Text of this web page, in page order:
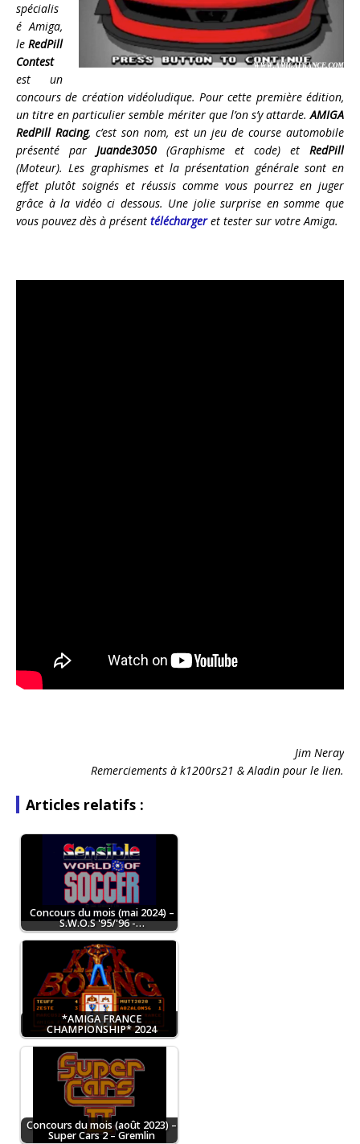
spécialis
é Amiga,
le RedPill
Contest
est un
concours de création vidéoludique. Pour cette première édition,
un titre en particulier semble mériter que l’on s’y attarde.AMIGA
RedPill Racing, c’est son nom, est un jeu de course automobile
présenté par Juande3050 (Graphisme et code) et RedPill
(Moteur). Les graphismes et la présentation générale sont en
effet plutôt soignés et réussis comme vous pourrez en juger
grâce à la vidéo ci dessous. Une jolie surprise en somme que
vous pouvez dès à présent téléchargeret tester sur votre Amiga.
Jim Neray
Remerciements à k1200rs21 & Aladin pour le lien.
Articles relatifs :
Concours du mois (mai 2024) –
S.W.O.S '95/'96 -…
*AMIGA FRANCE
CHAMPIONSHIP* 2024
Concours du mois (août 2023) –
Super Cars 2 – Gremlin